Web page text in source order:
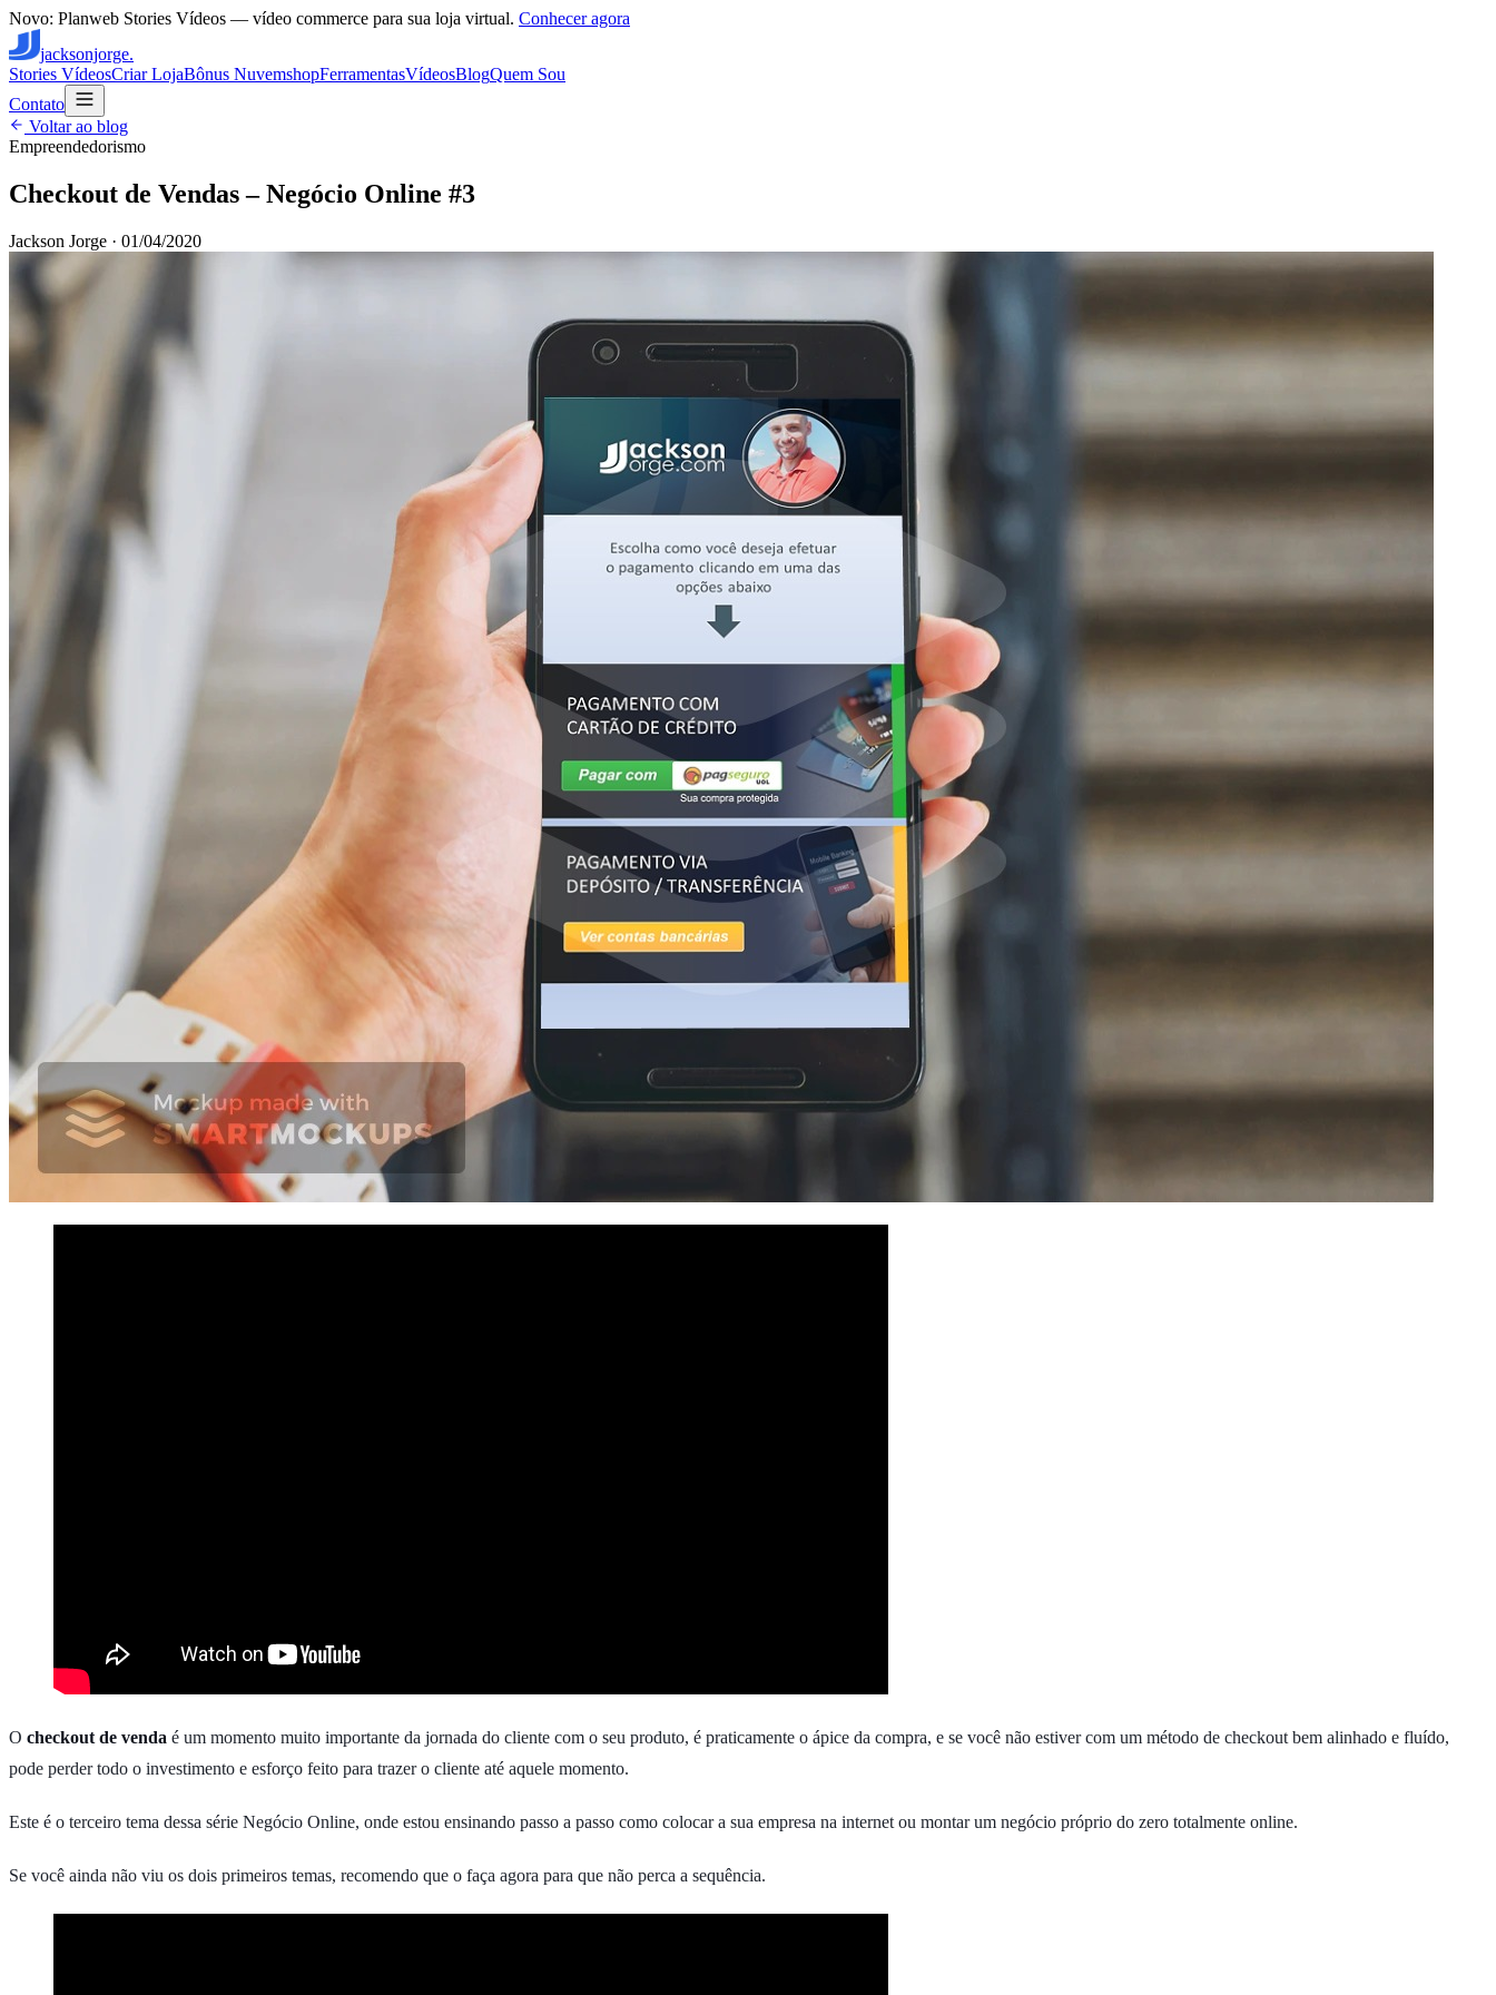
Novo: Planweb Stories Vídeos — vídeo commerce para sua loja virtual. Conhecer agora
jacksonjorge.
Stories VídeosCriar LojaBônus NuvemshopFerramentasVídeosBlogQuem Sou
Contato
Voltar ao blog
Empreendedorismo
Checkout de Vendas – Negócio Online #3
Jackson Jorge · 01/04/2020
O checkout de venda é um momento muito importante da jornada do cliente com o seu produto, é praticamente o ápice da compra, e se você não estiver com um método de checkout bem alinhado e fluído,
pode perder todo o investimento e esforço feito para trazer o cliente até aquele momento.
Este é o terceiro tema dessa série Negócio Online, onde estou ensinando passo a passo como colocar a sua empresa na internet ou montar um negócio próprio do zero totalmente online.
Se você ainda não viu os dois primeiros temas, recomendo que o faça agora para que não perca a sequência.